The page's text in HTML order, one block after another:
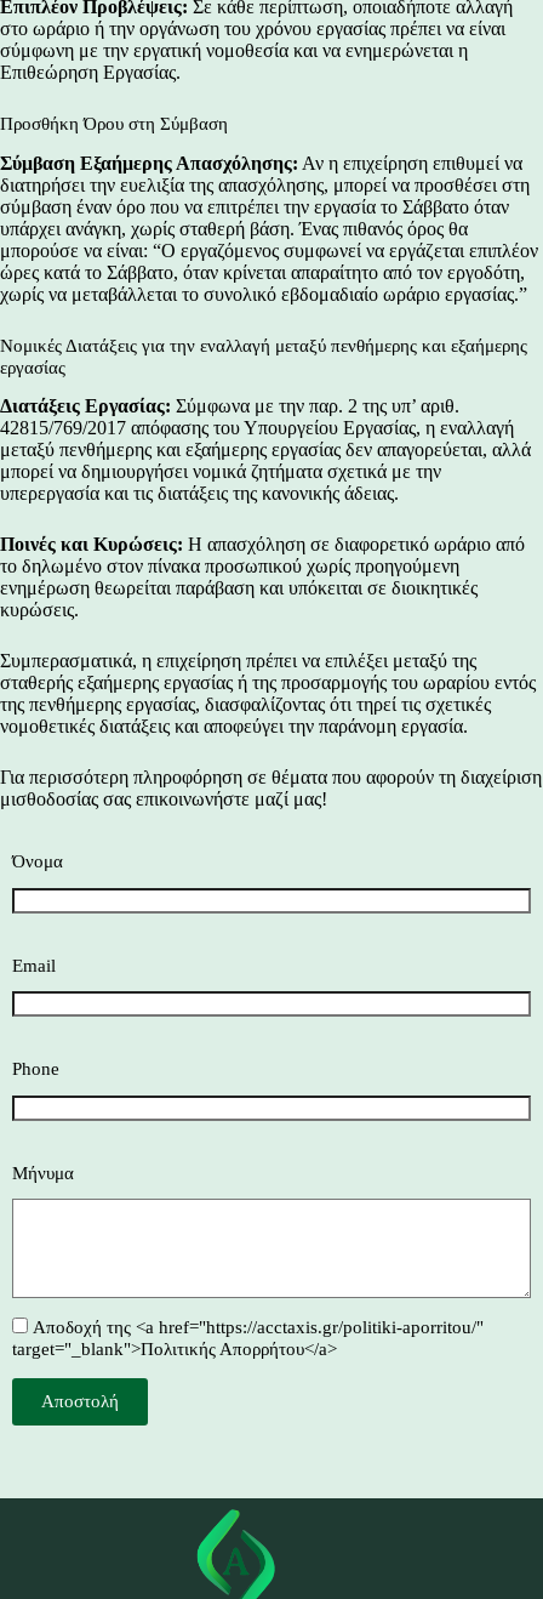
Επιπλέον Προβλέψεις: Σε κάθε περίπτωση, οποιαδήποτε αλλαγή
στο ωράριο ή την οργάνωση του χρόνου εργασίας πρέπει να είναι
σύμφωνη με την εργατική νομοθεσία και να ενημερώνεται η
Επιθεώρηση Εργασίας.
Προσθήκη Όρου στη Σύμβαση
Σύμβαση Εξαήμερης Απασχόλησης: Αν η επιχείρηση επιθυμεί να
διατηρήσει την ευελιξία της απασχόλησης, μπορεί να προσθέσει στη
σύμβαση έναν όρο που να επιτρέπει την εργασία το Σάββατο όταν
υπάρχει ανάγκη, χωρίς σταθερή βάση. Ένας πιθανός όρος θα
μπορούσε να είναι: “Ο εργαζόμενος συμφωνεί να εργάζεται επιπλέον
ώρες κατά το Σάββατο, όταν κρίνεται απαραίτητο από τον εργοδότη,
χωρίς να μεταβάλλεται το συνολικό εβδομαδιαίο ωράριο εργασίας.”
Νομικές Διατάξεις για την εναλλαγή μεταξύ πενθήμερης και εξαήμερης
εργασίας
Διατάξεις Εργασίας: Σύμφωνα με την παρ. 2 της υπ’ αριθ.
42815/769/2017 απόφασης του Υπουργείου Εργασίας, η εναλλαγή
μεταξύ πενθήμερης και εξαήμερης εργασίας δεν απαγορεύεται, αλλά
μπορεί να δημιουργήσει νομικά ζητήματα σχετικά με την
υπερεργασία και τις διατάξεις της κανονικής άδειας.
Ποινές και Κυρώσεις: Η απασχόληση σε διαφορετικό ωράριο από
το δηλωμένο στον πίνακα προσωπικού χωρίς προηγούμενη
ενημέρωση θεωρείται παράβαση και υπόκειται σε διοικητικές
κυρώσεις.
Συμπερασματικά, η επιχείρηση πρέπει να επιλέξει μεταξύ της
σταθερής εξαήμερης εργασίας ή της προσαρμογής του ωραρίου εντός
της πενθήμερης εργασίας, διασφαλίζοντας ότι τηρεί τις σχετικές
νομοθετικές διατάξεις και αποφεύγει την παράνομη εργασία.
Για περισσότερη πληροφόρηση σε θέματα που αφορούν τη διαχείριση
μισθοδοσίας σας επικοινωνήστε μαζί μας!
Όνομα
Email
Phone
Μήνυμα
Αποδοχή της <a href="https://acctaxis.gr/politiki-aporritou/"
target="_blank">Πολιτικής Απορρήτου</a>
Αποστολή